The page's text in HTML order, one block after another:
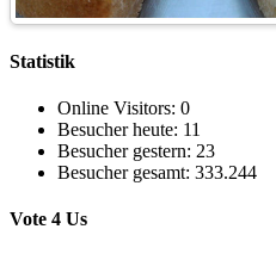
Statistik
Online Visitors: 0
Besucher heute: 11
Besucher gestern: 23
Besucher gesamt: 333.244
Vote 4 Us